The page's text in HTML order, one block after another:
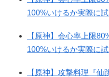
100%いけるか実際に試
【原神】会心率上限
100%いけるか実際に試
【原神】攻撃料理『